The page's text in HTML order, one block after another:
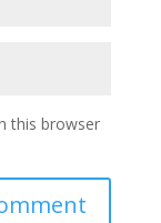
this browser